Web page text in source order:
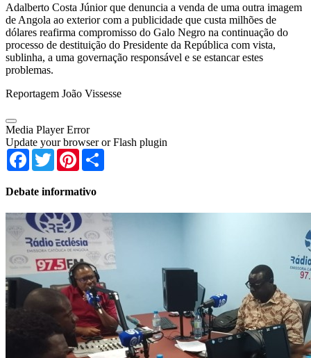
Adalberto Costa Júnior que denuncia a venda de uma outra imagem
de Angola ao exterior com a publicidade que custa milhões de
dólares reafirma compromisso do Galo Negro na continuação do
processo de destituição do Presidente da República com vista,
sublinha, a uma governação responsável e se estancar estes
problemas.
Reportagem João Vissesse
Media Player Error
Update your browser or Flash plugin
Facebook
TwitterPinterest
Debate informativo